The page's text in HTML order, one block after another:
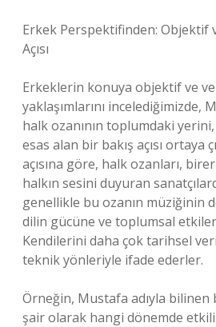
Erkek Perspektifinden: Objektif
Açısı
Erkeklerin konuya objektif ve
yaklaşımlarını incelediğimizde,
halk ozanının toplumdaki
esas alan bir bakış açısı ortaya
açısına göre, halk ozanları,
halkın sesini duyuran
genellikle bu ozanın müziğinin
dilin gücüne ve toplumsal
Kendilerini daha çok tarihsel
teknik yönleriyle ifade ederler.
Örneğin, Mustafa adıyla bilinen
şair olarak hangi dönemde